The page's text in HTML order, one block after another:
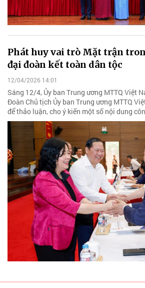
Phát huy vai trò Mặt trận
đại đoàn kết toàn dân tộc
12/04/2026 14:01
Sáng 12/4, Ủy ban Trung ương MTTQ Việt
Đoàn Chủ tịch Ủy ban Trung ương MTTQ
để thảo luận, cho ý kiến một số nội dung